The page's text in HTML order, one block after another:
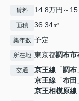
賃料 14.8万円～
面積 36.34㎡
築年数 予定
所在地 東京都調布市
交通 京王線 「調布
京王線 「布田
京王相模原線